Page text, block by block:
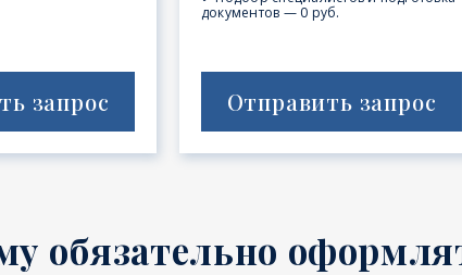
запрос
документов — 0 руб.
Отправить запрос
обязательно